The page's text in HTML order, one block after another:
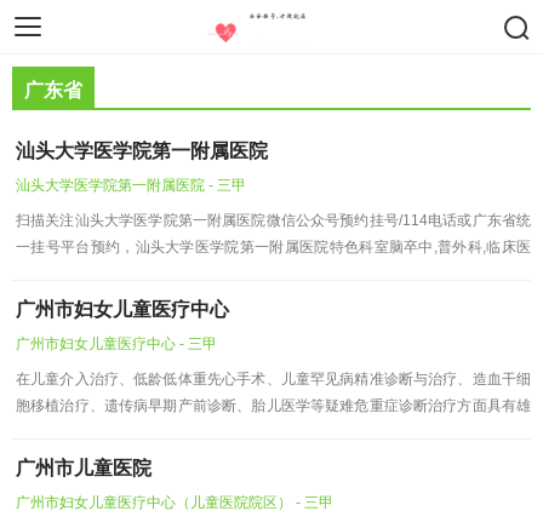
智慧医疗 医疗设备 药物器械
广东省
汕头大学医学院第一附属医院
汕头大学医学院第一附属医院 - 三甲
扫描关注汕头大学医学院第一附属医院微信公众号预约挂号/114电话或广东省统
一挂号平台预约，汕头大学医学院第一附属医院特色科室脑卒中,普外科,临床医
广州市妇女儿童医疗中心
广州市妇女儿童医疗中心 - 三甲
在儿童介入治疗、低龄低体重先心手术、儿童罕见病精准诊断与治疗、造血干细
胞移植治疗、遗传病早期产前诊断、胎儿医学等疑难危重症诊断治疗方面具有雄
广州市儿童医院
广州市妇女儿童医疗中心（儿童医院院区） - 三甲